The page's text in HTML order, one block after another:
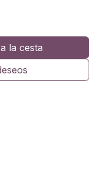
la cesta